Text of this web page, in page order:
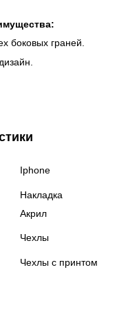
боковых граней.
Iphone
Накладка
Акрил
Чехлы
Чехлы с принтом